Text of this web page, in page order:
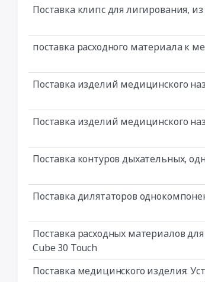
Поставка клипс для лигирования,
поставка расходного материала к
Поставка изделий медицинского
Поставка изделий медицинского
Поставка контуров дыхательных,
Поставка дилятаторов
Поставка расходных материалов
Cube 30 Touch
Поставка медицинского изделия: